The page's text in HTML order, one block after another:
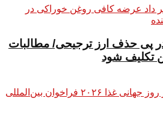
پی حذف ارز ترجیحی/ مطالبات
تکلیف شود